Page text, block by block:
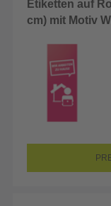
Etiketten auf
cm) mit Motiv